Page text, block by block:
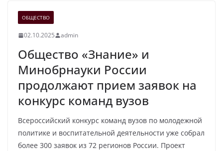
ОБЩЕСТВО
02.10.2025 admin
Общество «Знание» и
Минобрнауки России
продолжают прием заявок на
конкурс команд вузов
Всероссийский конкурс команд вузов по молодежной
политике и воспитательной деятельности уже собрал
более 300 заявок из 72 регионов России. Проект